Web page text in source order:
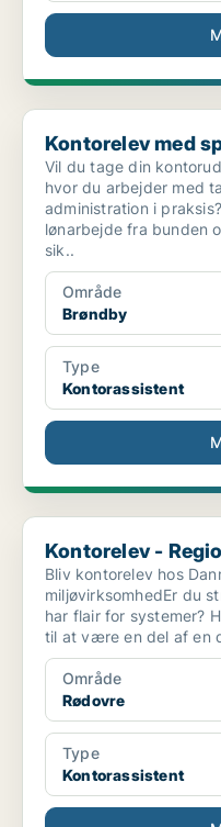
Kontorelev med speciale i
Kontorelev med
Vil du tage din
hvor du arbejder med
administration i
lønarbejde fra bunden
sik..
Område
Brøndby
Type
Kontorassistent
Kontorelev - Region
Kontorelev -
Bliv kontorelev hos
miljøvirksomhedEr du
har flair for systemer?
til at være en del af en
Område
Rødovre
Type
Kontorassistent